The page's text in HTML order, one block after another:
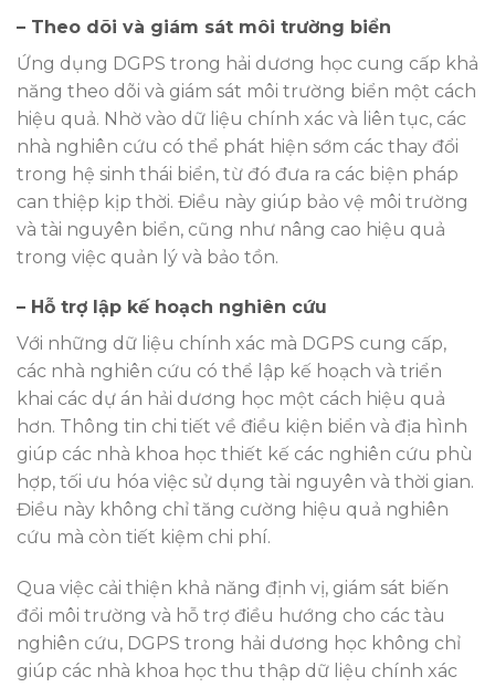
– Theo dõi và giám sát môi trường biển
Ứng dụng DGPS trong hải dương học cung cấp khả
năng theo dõi và giám sát môi trường biển một cách
hiệu quả. Nhờ vào dữ liệu chính xác và liên tục, các
nhà nghiên cứu có thể phát hiện sớm các thay đổi
trong hệ sinh thái biển, từ đó đưa ra các biện pháp
can thiệp kịp thời. Điều này giúp bảo vệ môi trường
và tài nguyên biển, cũng như nâng cao hiệu quả
trong việc quản lý và bảo tồn.
– Hỗ trợ lập kế hoạch nghiên cứu
Với những dữ liệu chính xác mà DGPS cung cấp,
các nhà nghiên cứu có thể lập kế hoạch và triển
khai các dự án hải dương học một cách hiệu quả
hơn. Thông tin chi tiết về điều kiện biển và địa hình
giúp các nhà khoa học thiết kế các nghiên cứu phù
hợp, tối ưu hóa việc sử dụng tài nguyên và thời gian.
Điều này không chỉ tăng cường hiệu quả nghiên
cứu mà còn tiết kiệm chi phí.
Qua việc cải thiện khả năng định vị, giám sát biến
đổi môi trường và hỗ trợ điều hướng cho các tàu
nghiên cứu, DGPS trong hải dương học không chỉ
giúp các nhà khoa học thu thập dữ liệu chính xác